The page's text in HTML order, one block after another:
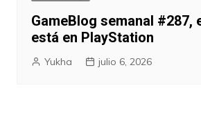
GameBlog semanal #287,
está en PlayStation
Yukha julio 6, 2026